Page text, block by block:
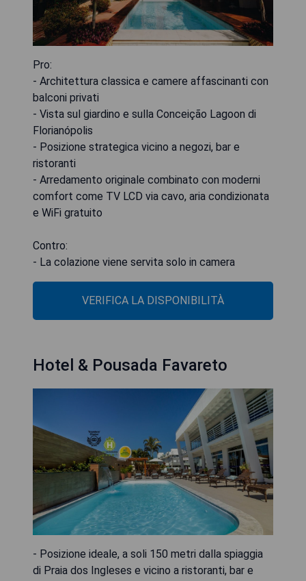
Pro:
- Architettura classica e camere affascinanti con
balconi privati
- Vista sul giardino e sulla Conceição Lagoon di
Florianópolis
- Posizione strategica vicino a negozi, bar e
ristoranti
- Arredamento originale combinato con moderni
comfort come TV LCD via cavo, aria condizionata
e WiFi gratuito
Contro:
- La colazione viene servita solo in camera
VERIFICA LA DISPONIBILITÀ
Hotel & Pousada Favareto
- Posizione ideale, a soli 150 metri dalla spiaggia
di Praia dos Ingleses e vicino a ristoranti, bar e